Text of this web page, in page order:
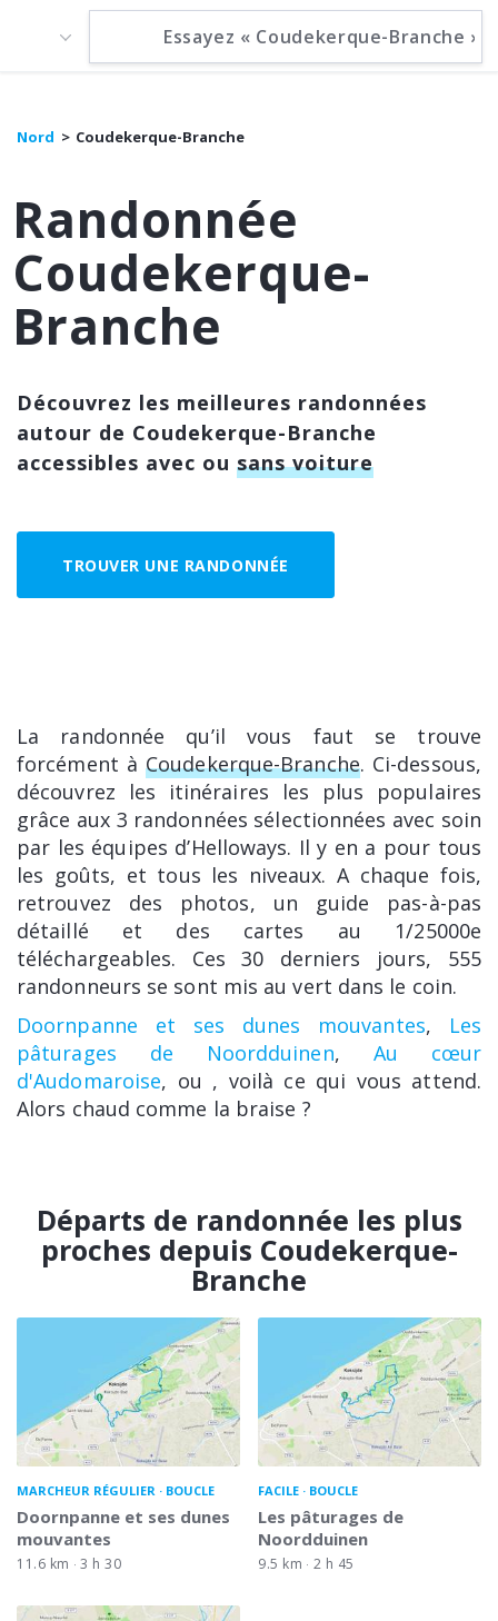
Nord Coudekerque-Branche
Randonnée
Coudekerque-
Branche
Découvrez les meilleures randonnées
autour de Coudekerque-Branche
accessibles avec ou sans voiture
TROUVER UNE RANDONNÉE
La randonnée qu’il vous faut se trouve
forcément àCoudekerque-Branche. Ci-dessous,
découvrez les itinéraires les plus populaires
grâce aux 3 randonnées sélectionnées avec soin
par les équipes d’Helloways. Il y en a pour tous
les goûts, et tous les niveaux. A chaque fois,
retrouvez des photos, un guide pas-à-pas
détaillé et des cartes au 1/25000e
téléchargeables. Ces 30 derniers jours, 555
randonneurs se sont mis au vert dans le coin.
Doornpanne et ses dunes mouvantes, Les
pâturages de Noordduinen, Au cœur
d'Audomaroise, ou , voilà ce qui vous attend.
Alors chaud comme la braise ?
Départs de randonnée les plus
proches depuis Coudekerque-
Branche
MARCHEUR RÉGULIER BOUCLE
Doornpanne et ses dunes
mouvantes
11.6 km 3 h 30
FACILE BOUCLE
Les pâturages de
Noordduinen
9.5 km 2 h 45